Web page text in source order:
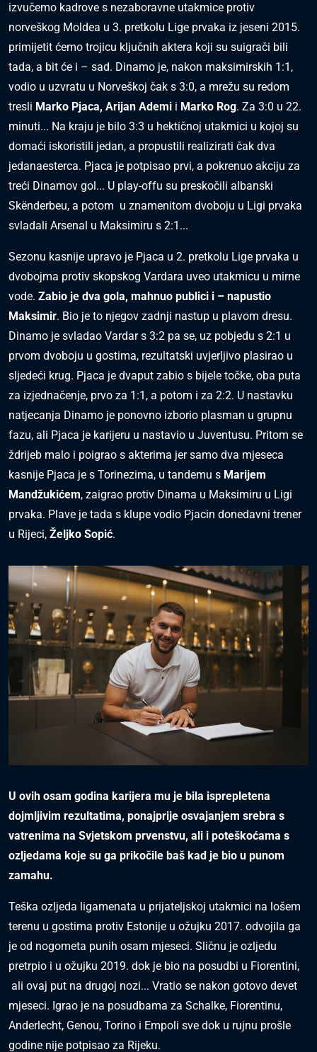
izvučemo kadrove s nezaboravne utakmice protiv
norveškog Moldea u 3. pretkolu Lige prvaka iz jeseni 2015.
primijetit ćemo trojicu ključnih aktera koji su suigrači bili
tada, a bit će i – sad. Dinamo je, nakon maksimirskih 1:1,
vodio u uzvratu u Norveškoj čak s 3:0, a mrežu su redom
tresli Marko Pjaca, Arijan Ademi i Marko Rog. Za 3:0 u 22.
minuti... Na kraju je bilo 3:3 u hektičnoj utakmici u kojoj su
domaći iskoristili jedan, a propustili realizirati čak dva
jedanaesterca. Pjaca je potpisao prvi, a pokrenuo akciju za
treći Dinamov gol... U play-offu su preskočili albanski
Skënderbeu, a potom u znamenitom dvoboju u Ligi prvaka
svladali Arsenal u Maksimiru s 2:1...
Sezonu kasnije upravo je Pjaca u 2. pretkolu Lige prvaka u
dvobojma protiv skopskog Vardara uveo utakmicu u mirne
vode. Zabio je dva gola, mahnuo publici i – napustio
Maksimir. Bio je to njegov zadnji nastup u plavom dresu.
Dinamo je svladao Vardar s 3:2 pa se, uz pobjedu s 2:1 u
prvom dvoboju u gostima, rezultatski uvjerljivo plasirao u
sljedeći krug. Pjaca je dvaput zabio s bijele točke, oba puta
za izjednačenje, prvo za 1:1, a potom i za 2:2. U nastavku
natjecanja Dinamo je ponovno izborio plasman u grupnu
fazu, ali Pjaca je karijeru u nastavio u Juventusu. Pritom se
ždrijeb malo i poigrao s akterima jer samo dva mjeseca
kasnije Pjaca je s Torinezima, u tandemu s Marijem
Mandžukićem, zaigrao protiv Dinama u Maksimiru u Ligi
prvaka. Plave je tada s klupe vodio Pjacin donedavni trener
u Rijeci, Željko Sopić.
U ovih osam godina karijera mu je bila isprepletena
dojmljivim rezultatima, ponajprije osvajanjem srebra s
vatrenima na Svjetskom prvenstvu, ali i poteškoćama s
ozljedama koje su ga prikočile baš kad je bio u punom
zamahu.
Teška ozljeda ligamenata u prijateljskoj utakmici na lošem
terenu u gostima protiv Estonije u ožujku 2017. odvojila ga
je od nogometa punih osam mjeseci. Sličnu je ozljedu
pretrpio i u ožujku 2019. dok je bio na posudbi u Fiorentini,
ali ovaj put na drugoj nozi... Vratio se nakon gotovo devet
mjeseci. Igrao je na posudbama za Schalke, Fiorentinu,
Anderlecht, Genou, Torino i Empoli sve dok u rujnu prošle
godine nije potpisao za Rijeku.